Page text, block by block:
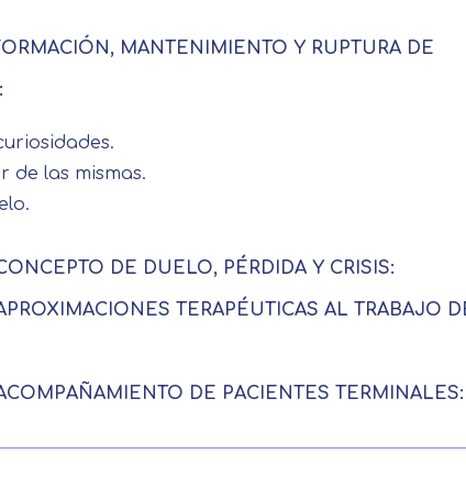
MANTENIMIENTO Y RUPTURA DE
de las mismas.
DE DUELO, PÉRDIDA Y CRISIS:
TERAPÉUTICAS AL TRABAJO
DE PACIENTES TERMINALES: